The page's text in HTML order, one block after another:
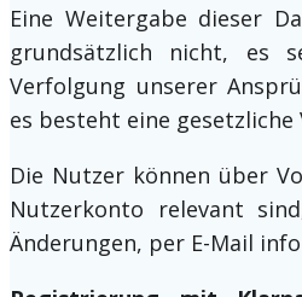
Eine Weitergabe dieser
grundsätzlich nicht, es
Verfolgung unserer
es besteht eine
Die Nutzer können über
Nutzerkonto relevant
Änderungen, per E-Mail